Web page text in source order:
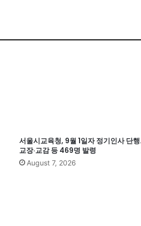
서울시교육청, 9월 1일자 정기인사 단
교장·교감 등 469명 발령
August 7, 2026